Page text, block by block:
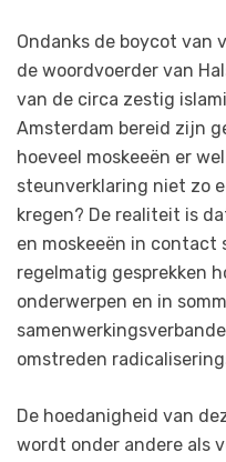
Ondanks de boycot van
de woordvoerder van
van de circa zestig
Amsterdam bereid zijn
hoeveel moskeeën er
steunverklaring niet zo
kregen? De realiteit is
en moskeeën in contact
regelmatig gesprekken
onderwerpen en in
omstreden
De hoedanigheid van
wordt onder andere als